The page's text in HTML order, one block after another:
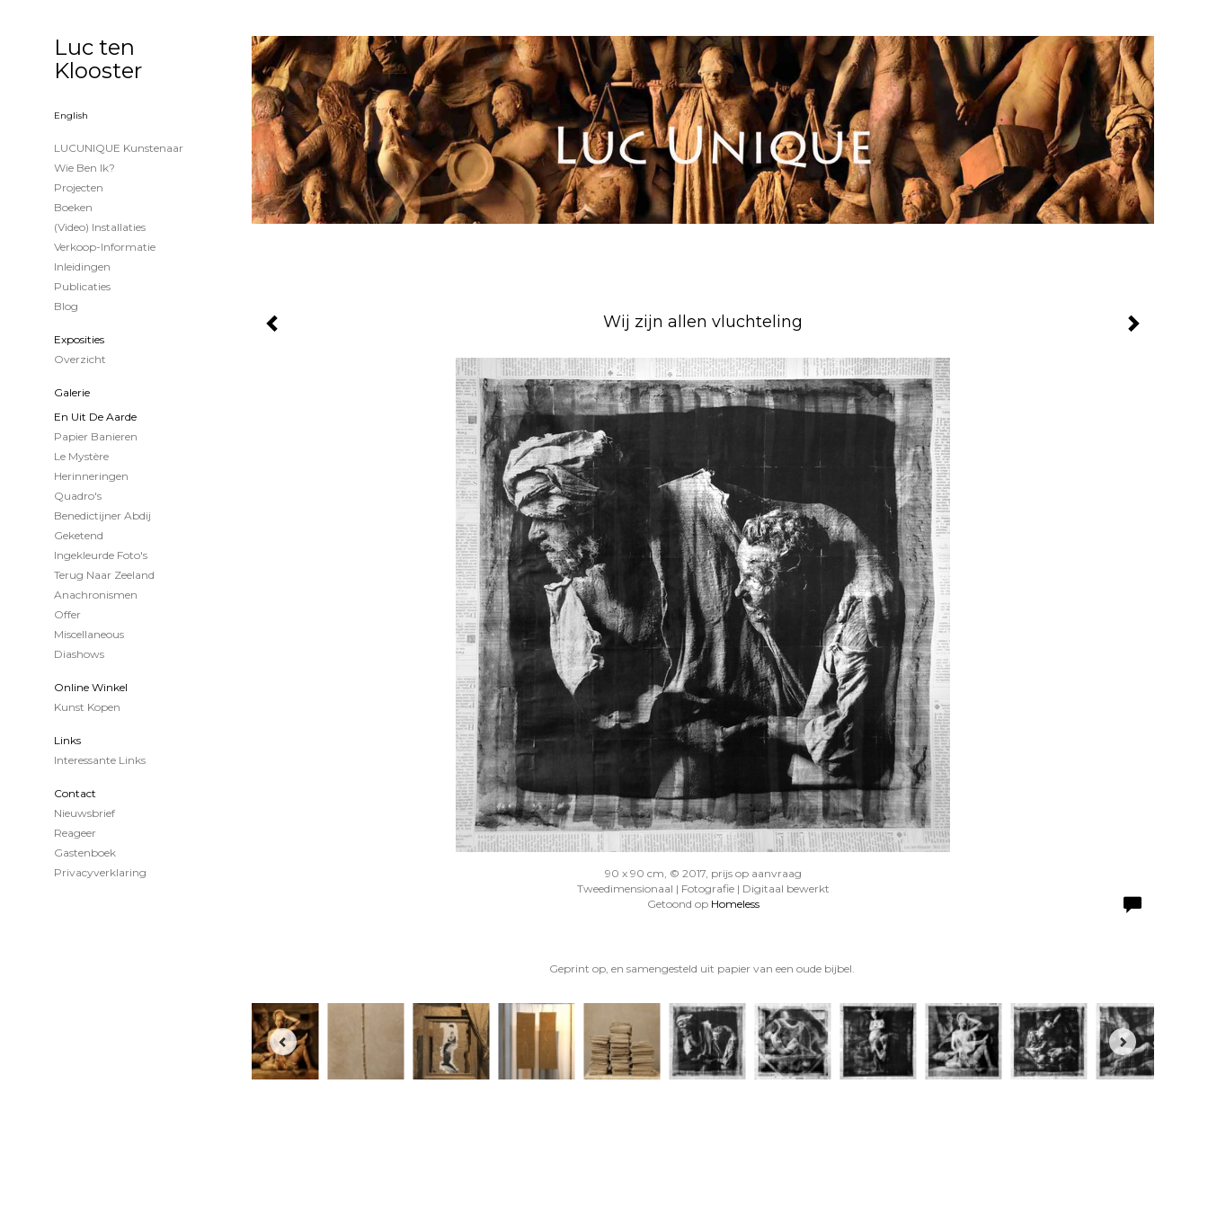
Wij zijn allen vluchteling
90 x 90 cm, © 2017, prijs op aanvraag
Tweedimensionaal | Fotografie | Digitaal bewerkt
Getoond op Homeless
Geprint op, en samengesteld uit papier van een oude bijbel.
Luc ten
Klooster
English
LUCUNIQUE Kunstenaar
Wie Ben Ik?
Projecten
Boeken
(Video) Installaties
Verkoop-Informatie
Inleidingen
Publicaties
Blog
Exposities
Overzicht
Galerie
En Uit De Aarde
Papier Banieren
Le Mystère
Herinneringen
Quadro's
Benedictijner Abdij
Geketend
Ingekleurde Foto's
Terug Naar Zeeland
Anachronismen
Offer
Miscellaneous
Diashows
Online Winkel
Kunst Kopen
Links
Interessante Links
Contact
Nieuwsbrief
Reageer
Gastenboek
Privacyverklaring